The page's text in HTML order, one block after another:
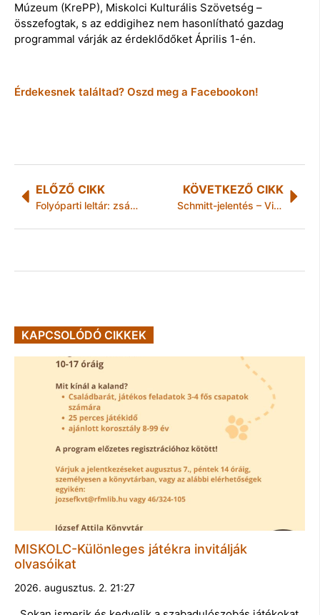
Múzeum (KrePP), Miskolci Kulturális Szövetség –
összefogtak, s az eddigihez nem hasonlítható gazdag
programmal várják az érdeklődőket Április 1-én.
Érdekesnek találtad? Oszd meg a Facebookon!
ELŐZŐ CIKK
Folyóparti leltár: zsákos kolbász a bokrok között
KÖVETKEZŐ CIKK
Schmitt-jelentés – Visszavonja Schmitt Pál doktori címét a Semmelweis Egyetem szenátusa
KAPCSOLÓDÓ CIKKEK
MISKOLC-Különleges játékra invitálják
olvasóikat
2026. augusztus. 2. 21:27